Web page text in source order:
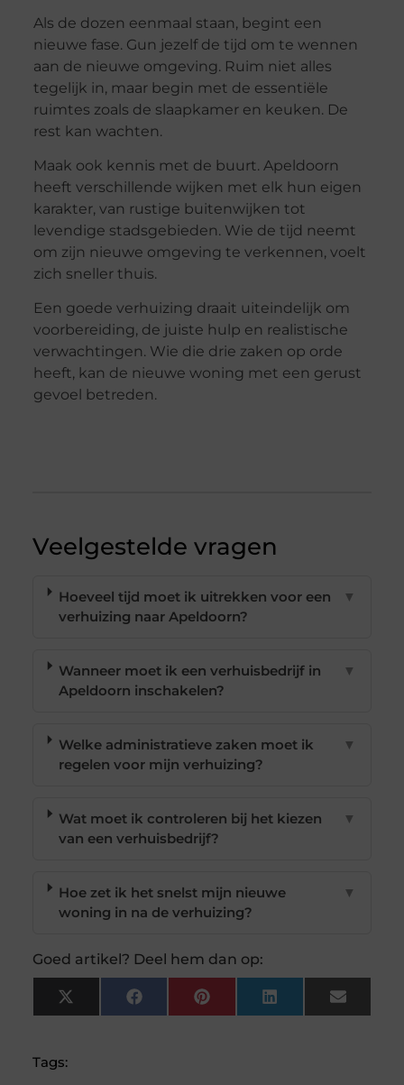
Als de dozen eenmaal staan, begint een
nieuwe fase. Gun jezelf de tijd om te wennen
aan de nieuwe omgeving. Ruim niet alles
tegelijk in, maar begin met de essentiële
ruimtes zoals de slaapkamer en keuken. De
rest kan wachten.
Maak ook kennis met de buurt. Apeldoorn
heeft verschillende wijken met elk hun eigen
karakter, van rustige buitenwijken tot
levendige stadsgebieden. Wie de tijd neemt
om zijn nieuwe omgeving te verkennen, voelt
zich sneller thuis.
Een goede verhuizing draait uiteindelijk om
voorbereiding, de juiste hulp en realistische
verwachtingen. Wie die drie zaken op orde
heeft, kan de nieuwe woning met een gerust
gevoel betreden.
Veelgestelde vragen
Hoeveel tijd moet ik uitrekken voor een
verhuizing naar Apeldoorn?
▼
Wanneer moet ik een verhuisbedrijf in
Apeldoorn inschakelen?
▼
Welke administratieve zaken moet ik
regelen voor mijn verhuizing?
▼
Wat moet ik controleren bij het kiezen
van een verhuisbedrijf?
▼
Hoe zet ik het snelst mijn nieuwe
woning in na de verhuizing?
▼
Goed artikel? Deel hem dan op:
X
(Twitter)
FacebookPinterest LinkedIn Email
Tags: